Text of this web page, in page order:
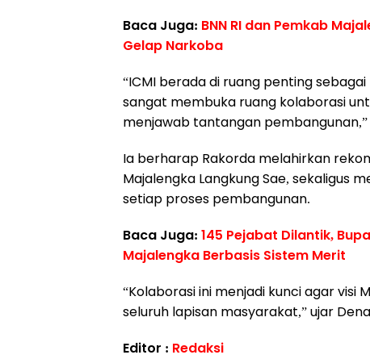
Baca Juga: BNN RI dan Pemkab
Gelap Narkoba
“ICMI berada di ruang penting
sangat membuka ruang kolaborasi
menjawab tantangan
Ia berharap Rakorda melahirkan
Majalengka Langkung Sae, sekaligus
setiap proses pembangunan.
Baca Juga: 145 Pejabat Dilantik,
Majalengka Berbasis Sistem Merit
“Kolaborasi ini menjadi kunci agar visi
seluruh lapisan masyarakat,” ujar
Editor : Redaksi